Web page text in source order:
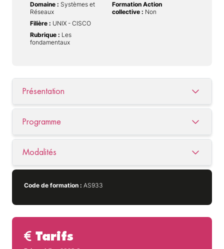
Domaine : Systèmes et
Réseaux
Filière : UNIX - CISCO
Rubrique : Les
fondamentaux
Formation Action
collective : Non
Présentation
Programme
Modalités
Code de formation : AS933
Tarifs